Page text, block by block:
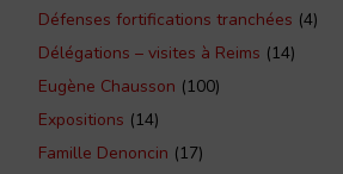
Défenses fortifications tranchées (4)
Délégations – visites à Reims (14)
Eugène Chausson (100)
Expositions (14)
Famille Denoncin (17)